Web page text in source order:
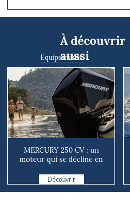
À découvrir
aussi
Equipements
MERCURY 250 CV : un
moteur qui se décline en
Découvrir